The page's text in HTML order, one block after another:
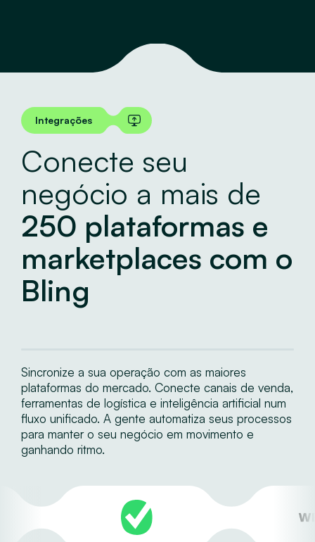
Integrações
Conecte seu
negócio a mais de
250 plataformas e
marketplaces com o
Bling
Sincronize a sua operação com as maiores
plataformas do mercado. Conecte canais de venda,
ferramentas de logística e inteligência artificial num
fluxo unificado. A gente automatiza seus processos
para manter o seu negócio em movimento e
ganhando ritmo.